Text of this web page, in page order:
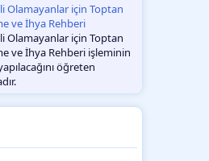
Olamayanlar için Toptan
ve İhya Rehberi
Olamayanlar için Toptan
ve İhya Rehberi işleminin
öğreten